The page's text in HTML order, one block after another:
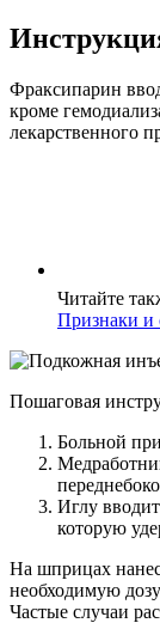
Фраксипарин
кроме
лекарственного
Читайте
Признаки и
Пошаговая
Больной
Иглу
которую
На шприцах
необходимую
Частые случаи